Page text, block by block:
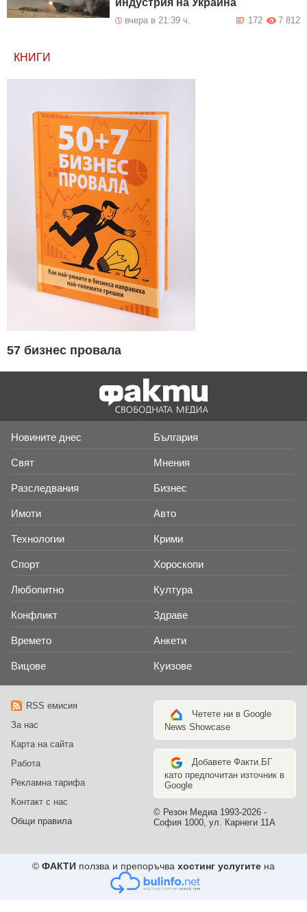
вчера в 21:39 ч. 7 812
172
КНИГИ
57 бизнес провала
Новините днес България
Свят Мнения
Разследвания Бизнес
Имоти Авто
Технологии Крими
Спорт Хороскопи
Любопитно Култура
Конфликт Здраве
Времето Анкети
Вицове Куизове
RSS емисия
За нас
Карта на сайта
Работа
Рекламна тарифа
Контакт с нас
Общи правила
Четете ни в Google
News Showcase
Добавете Факти.БГ
като предпочитан източник в
Google
© Резон Медиа 1993-2026 -
София 1000, ул. Карнеги 11А
© ФАКТИ ползва и препоръчва хостинг услугите на